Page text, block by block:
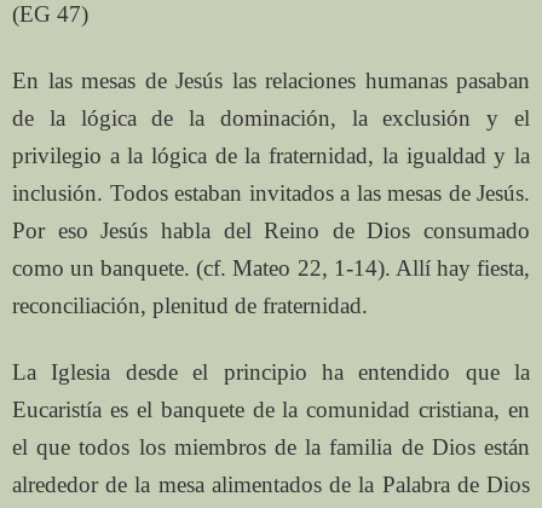
(EG 47)
En las mesas de Jesús las relaciones humanas pasaban
de la lógica de la dominación, la exclusión y el
privilegio a la lógica de la fraternidad, la igualdad y la
inclusión. Todos estaban invitados a las mesas de Jesús.
Por eso Jesús habla del Reino de Dios consumado
como un banquete. (cf. Mateo 22, 1-14). Allí hay fiesta,
reconciliación, plenitud de fraternidad.
La Iglesia desde el principio ha entendido que la
Eucaristía es el banquete de la comunidad cristiana, en
el que todos los miembros de la familia de Dios están
alrededor de la mesa alimentados de la Palabra de Dios